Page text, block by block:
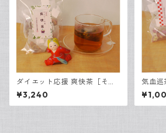
ダイエット応援 爽快茶［そう
かいちゃ］ 15包入
¥3,240
気血巡
ゃ）3